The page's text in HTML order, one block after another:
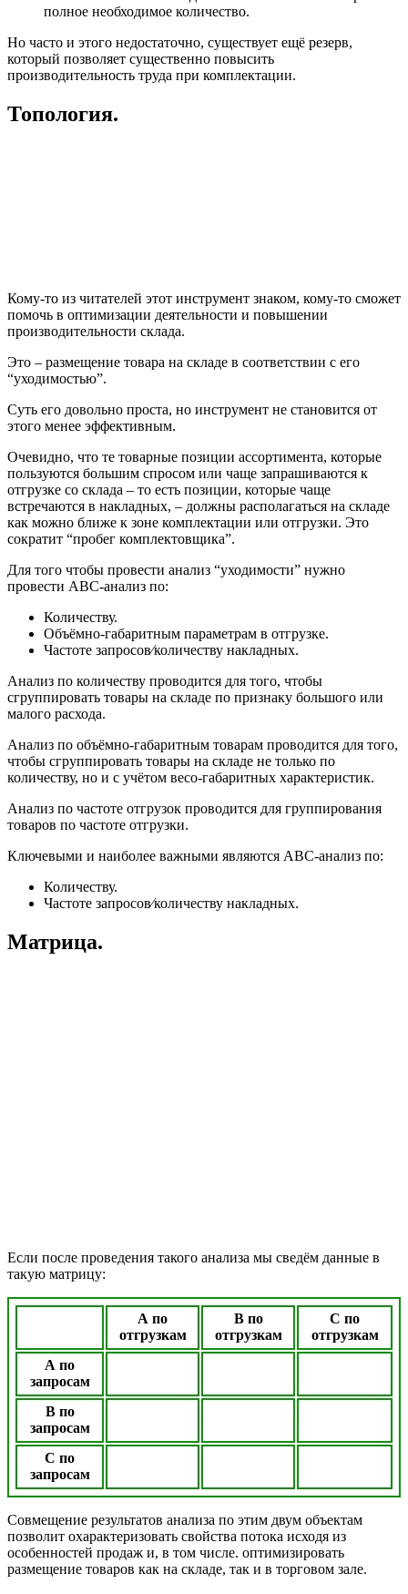
полное необходимое количество.
Но часто и этого недостаточно, существует ещё резерв,
который позволяет существенно повысить
производительность труда при комплектации.
Топология.
Кому-то из читателей этот инструмент знаком, кому-то сможет
помочь в оптимизации деятельности и повышении
производительности склада.
Это – размещение товара на складе в соответствии с его
“уходимостью”.
Суть его довольно проста, но инструмент не становится от
этого менее эффективным.
Очевидно, что те товарные позиции ассортимента, которые
пользуются большим спросом или чаще запрашиваются к
отгрузке со склада – то есть позиции, которые чаще
встречаются в накладных, – должны располагаться на складе
как можно ближе к зоне комплектации или отгрузки. Это
сократит “пробег комплектовщика”.
Для того чтобы провести анализ “уходимости” нужно
провести АВС-анализ по:
Количеству.
Объёмно-габаритным параметрам в отгрузке.
Частоте запросов⁄количеству накладных.
Анализ по количеству проводится для того, чтобы
сгруппировать товары на складе по признаку большого или
малого расхода.
Анализ по объёмно-габаритным товарам проводится для того,
чтобы сгруппировать товары на складе не только по
количеству, но и с учётом весо-габаритных характеристик.
Анализ по частоте отгрузок проводится для группирования
товаров по частоте отгрузки.
Ключевыми и наиболее важными являются АВС-анализ по:
Количеству.
Частоте запросов⁄количеству накладных.
Матрица.
Если после проведения такого анализа мы сведём данные в
такую матрицу:
А по
отгрузкам
B по
отгрузкам
C по
отгрузкам
А по
запросам
B по
запросам
C по
запросам
Совмещение результатов анализа по этим двум объектам
позволит охарактеризовать свойства потока исходя из
особенностей продаж и, в том числе. оптимизировать
размещение товаров как на складе, так и в торговом зале.